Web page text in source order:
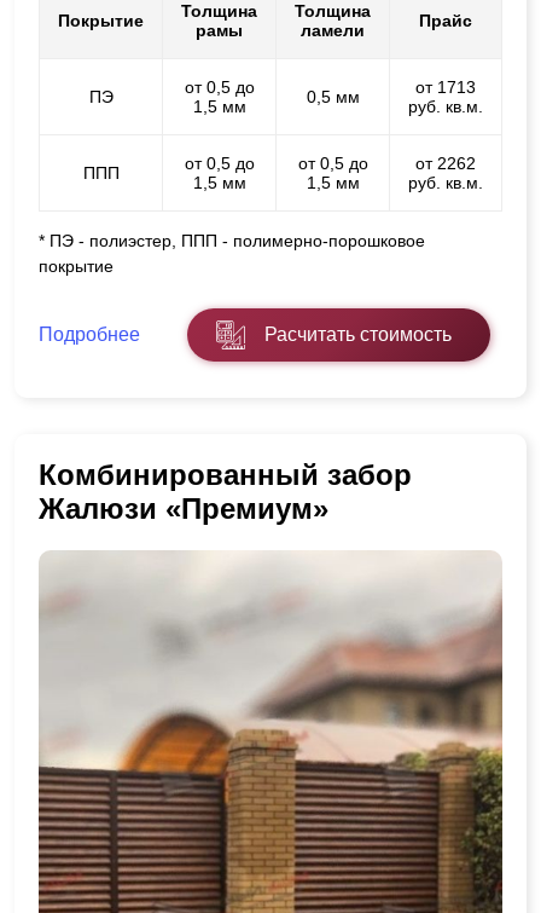
Покрытие
Толщина
рамы
Толщина
ламели
Прайс
ПЭ
от 0,5 до
1,5 мм
0,5 мм
от 1713
руб. кв.м.
ППП
от 0,5 до
1,5 мм
от 0,5 до
1,5 мм
от 2262
руб. кв.м.
* ПЭ - полиэстер, ППП - полимерно-порошковое
покрытие
Подробнее Расчитать стоимость
Комбинированный забор
Жалюзи «Премиум»